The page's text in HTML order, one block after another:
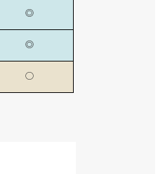
◎
◎
◯